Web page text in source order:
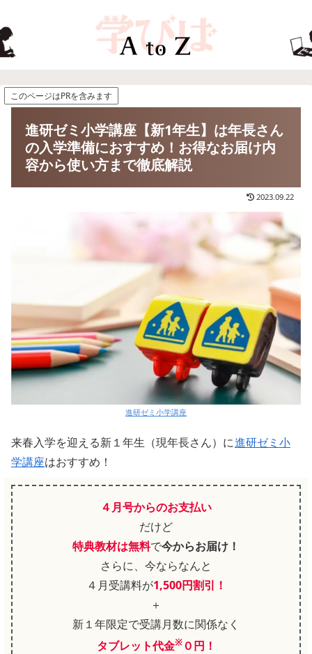
このページはPRを含みます
進研ゼミ小学講座【新1年生】は年長さん
の入学準備におすすめ！お得なお届け内
容から使い方まで徹底解説
2023.09.22
進研ゼミ小学講座
来春入学を迎える新１年生（現年長さん）に進研ゼミ小
学講座はおすすめ！
４月号からのお支払い
だけど
特典教材は無料で今からお届け！
さらに、今ならなんと
４月受講料が1,500円割引！
＋
新１年限定で受講月数に関係なく
タブレット代金※０円！